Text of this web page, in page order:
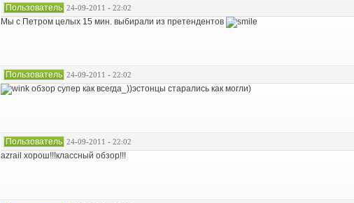
Пользователь 24-09-2011 - 22:02
Мы с Петром целых 15 мин. выбирали из претендентов
Пользователь 24-09-2011 - 22:02
обзор супер как всегда_))эстонцы старались как могли)
Пользователь 24-09-2011 - 22:02
azrail хорош!!!классный обзор!!!